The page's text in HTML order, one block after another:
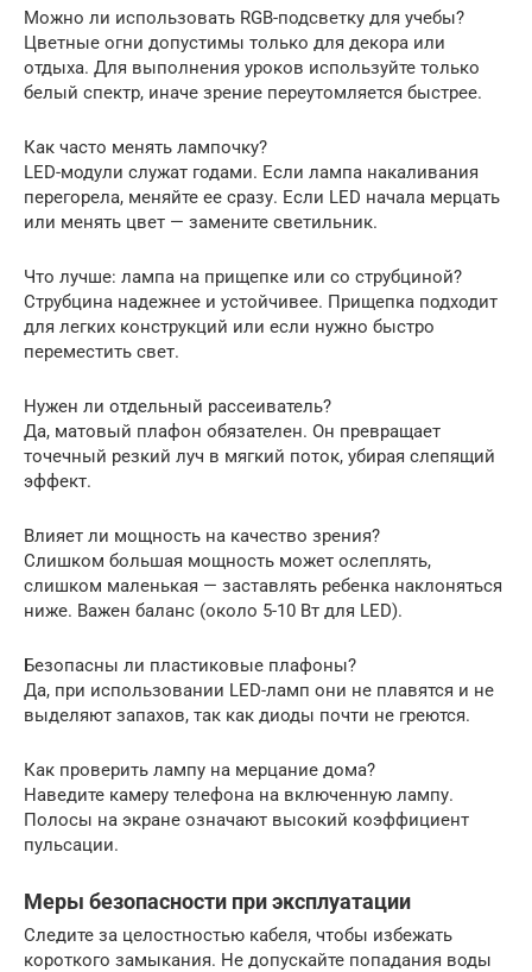
Можно ли использовать RGB-подсветку для учебы?
Цветные огни допустимы только для декора или
отдыха. Для выполнения уроков используйте только
белый спектр, иначе зрение переутомляется быстрее.
Как часто менять лампочку?
LED-модули служат годами. Если лампа накаливания
перегорела, меняйте ее сразу. Если LED начала мерцать
или менять цвет — замените светильник.
Что лучше: лампа на прищепке или со струбциной?
Струбцина надежнее и устойчивее. Прищепка подходит
для легких конструкций или если нужно быстро
переместить свет.
Нужен ли отдельный рассеиватель?
Да, матовый плафон обязателен. Он превращает
точечный резкий луч в мягкий поток, убирая слепящий
эффект.
Влияет ли мощность на качество зрения?
Слишком большая мощность может ослеплять,
слишком маленькая — заставлять ребенка наклоняться
ниже. Важен баланс (около 5-10 Вт для LED).
Безопасны ли пластиковые плафоны?
Да, при использовании LED-ламп они не плавятся и не
выделяют запахов, так как диоды почти не греются.
Как проверить лампу на мерцание дома?
Наведите камеру телефона на включенную лампу.
Полосы на экране означают высокий коэффициент
пульсации.
Меры безопасности при эксплуатации
Следите за целостностью кабеля, чтобы избежать
короткого замыкания. Не допускайте попадания воды